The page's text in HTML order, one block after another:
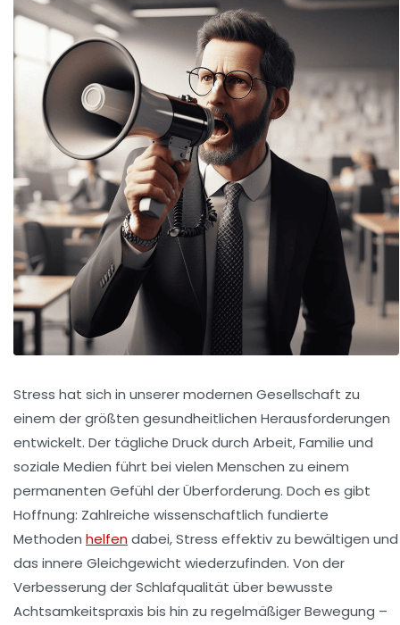
Stress hat sich in unserer modernen Gesellschaft zu
einem der größten gesundheitlichen Herausforderungen
entwickelt. Der tägliche Druck durch Arbeit, Familie und
soziale Medien führt bei vielen Menschen zu einem
permanenten Gefühl der Überforderung. Doch es gibt
Hoffnung: Zahlreiche wissenschaftlich fundierte
Methoden helfendabei, Stress effektiv zu bewältigen und
das innere Gleichgewicht wiederzufinden. Von der
Verbesserung der Schlafqualität über bewusste
Achtsamkeitspraxis bis hin zu regelmäßiger Bewegung –